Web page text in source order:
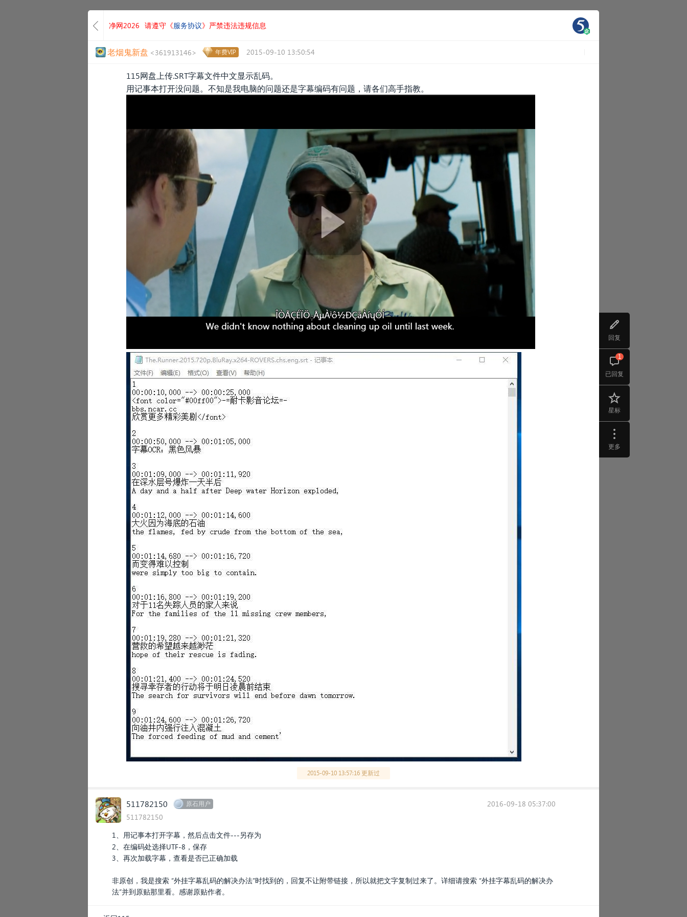
回复
已回复
1
星标
更多
净网2026 请遵守《服务协议》严禁违法违规信息
老烟鬼新盘 <361913146> 年费VIP 2015-09-10 13:50:54
115网盘上传.SRT字幕文件中文显示乱码。
用记事本打开没问题。不知是我电脑的问题还是字幕编码有问题，请各们高手指教。
2015-09-10 13:57:16 更新过
511782150 原石用户
511782150
2016-09-18 05:37:00
1、用记事本打开字幕，然后点击文件---另存为
2、在编码处选择UTF-8，保存
3、再次加载字幕，查看是否已正确加载
非原创，我是搜索 “外挂字幕乱码的解决办法”时找到的，回复不让附带链接，所以就把文字复制过来了。详细请搜索 “外挂字幕乱码的解决办
法”并到原贴那里看。感谢原贴作者。